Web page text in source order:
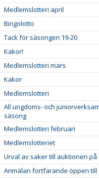
Medlemslotteri april
Bingolotto
Tack för säsongen 19-20
Kakor!
Medlemslotteri mars
Kakor
Medlemslotteri
All ungdoms- och
säsong
Medlemslotteri februari
Medlemslotteriet
Urval av saker till auktionen på
Anmälan fortfarande öppen till